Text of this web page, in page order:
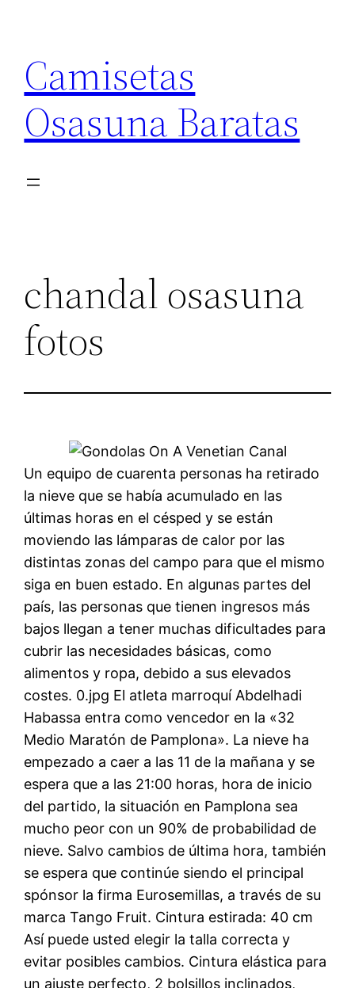
contenido
Camisetas
Osasuna Baratas
chandal osasuna
fotos
Un equipo de cuarenta personas ha retirado
la nieve que se había acumulado en las
últimas horas en el césped y se están
moviendo las lámparas de calor por las
distintas zonas del campo para que el mismo
siga en buen estado. En algunas partes del
país, las personas que tienen ingresos más
bajos llegan a tener muchas dificultades para
cubrir las necesidades básicas, como
alimentos y ropa, debido a sus elevados
costes. 0.jpg El atleta marroquí Abdelhadi
Habassa entra como vencedor en la «32
Medio Maratón de Pamplona». La nieve ha
empezado a caer a las 11 de la mañana y se
espera que a las 21:00 horas, hora de inicio
del partido, la situación en Pamplona sea
mucho peor con un 90% de probabilidad de
nieve. Salvo cambios de última hora, también
se espera que continúe siendo el principal
spónsor la firma Eurosemillas, a través de su
marca Tango Fruit. Cintura estirada: 40 cm
Así puede usted elegir la talla correcta y
evitar posibles cambios. Cintura elástica para
un ajuste perfecto, 2 bolsillos inclinados,